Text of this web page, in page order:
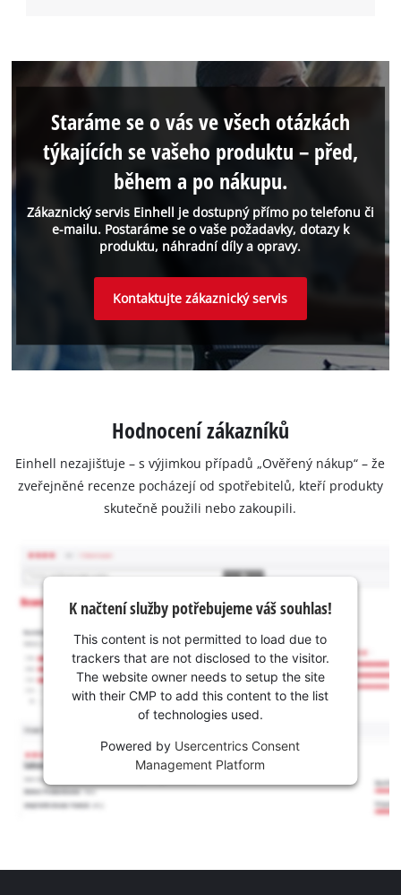
Zákaznický servis Einhell je dostupný přímo po telefonu či
e-mailu. Postaráme se o vaše požadavky, dotazy k
produktu, náhradní díly a opravy.
Staráme se o vás ve všech otázkách
týkajících se vašeho produktu – před,
během a po nákupu.
Kontaktujte zákaznický servis
Hodnocení zákazníků
Einhell nezajišťuje – s výjimkou případů „Ověřený nákup“ – že
zveřejněné recenze pocházejí od spotřebitelů, kteří produkty
skutečně použili nebo zakoupili.
K načtení služby potřebujeme váš souhlas!
This content is not permitted to load due to
trackers that are not disclosed to the visitor.
The website owner needs to setup the site
with their CMP to add this content to the list
of technologies used.
Powered by Usercentrics Consent
Management Platform